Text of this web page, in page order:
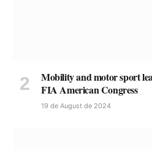
Mobility and motor sport
FIA American Congress
19 de August de 2024